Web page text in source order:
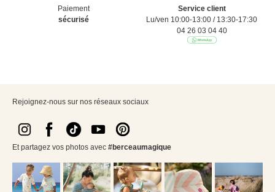
Paiement
sécurisé
Service client
Lu/ven 10:00-13:00 / 13:30-17:30
04 26 03 04 40
Rejoignez-nous sur nos réseaux sociaux
Et partagez vos photos avec #berceaumagique